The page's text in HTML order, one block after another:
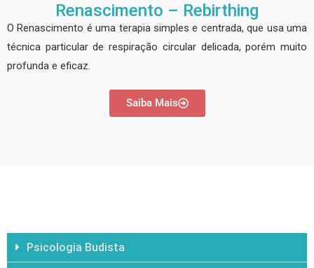
Renascimento – Rebirthing
O Renascimento é uma terapia simples e centrada, que usa uma
técnica particular de respiração circular delicada, porém muito
profunda e eficaz.
Saiba Mais
Psicologia Budista